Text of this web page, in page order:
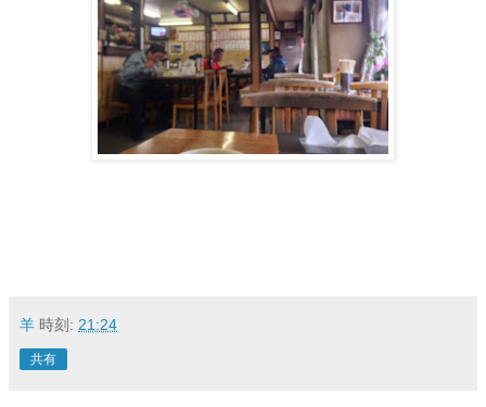
羊 時刻: 21:24
共有